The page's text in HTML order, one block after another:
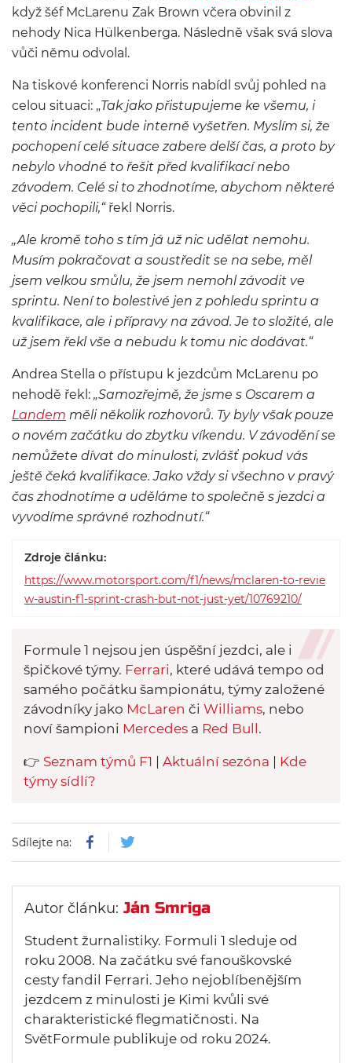
když šéf McLarenu Zak Brown včera obvinil z
nehody Nica Hülkenberga. Následně však svá slova
vůči němu odvolal.
Na tiskové konferenci Norris nabídl svůj pohled na
celou situaci: „Tak jako přistupujeme ke všemu, i
tento incident bude interně vyšetřen. Myslím si, že
pochopení celé situace zabere delší čas, a proto by
nebylo vhodné to řešit před kvalifikací nebo
závodem. Celé si to zhodnotíme, abychom některé
věci pochopili,“řekl Norris.
„Ale kromě toho s tím já už nic udělat nemohu.
Musím pokračovat a soustředit se na sebe, měl
jsem velkou smůlu, že jsem nemohl závodit ve
sprintu. Není to bolestivé jen z pohledu sprintu a
kvalifikace, ale i přípravy na závod. Je to složité, ale
už jsem řekl vše a nebudu k tomu nic dodávat.“
Andrea Stella o přístupu k jezdcům McLarenu po
nehodě řekl: „Samozřejmě, že jsme s Oscarem a
Landem měli několik rozhovorů. Ty byly však pouze
o novém začátku do zbytku víkendu. V závodění se
nemůžete dívat do minulosti, zvlášť pokud vás
ještě čeká kvalifikace. Jako vždy si všechno v pravý
čas zhodnotíme a uděláme to společně s jezdci a
vyvodíme správné rozhodnutí.“
Zdroje článku:
https://www.motorsport.com/f1/news/mclaren-to-revie
w-austin-f1-sprint-crash-but-not-just-yet/10769210/
Formule 1 nejsou jen úspěšní jezdci, ale i
špičkové týmy. Ferrari, které udává tempo od
samého počátku šampionátu, týmy založené
závodníky jako McLaren či Williams, nebo
noví šampioni Mercedes a Red Bull .
👉 Seznam týmů F1 Aktuální sezóna
Kde
týmy sídlí?
Sdílejte na:
Autor článku: Ján Smriga
Student žurnalistiky. Formuli 1 sleduje od
roku 2008. Na začátku své fanouškovské
cesty fandil Ferrari. Jeho nejoblíbenějším
jezdcem z minulosti je Kimi kvůli své
charakteristické flegmatičnosti. Na
SvětFormule publikuje od roku 2024.